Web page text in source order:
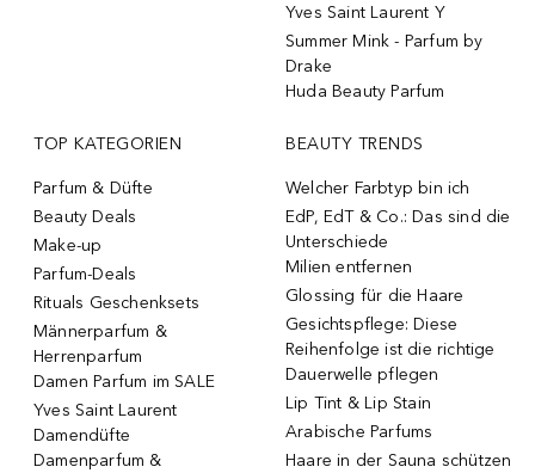
Yves Saint Laurent Y
Summer Mink - Parfum by
Drake
Huda Beauty Parfum
TOP KATEGORIEN
Parfum & Düfte
Beauty Deals
Make-up
Parfum-Deals
Rituals Geschenksets
Männerparfum &
Herrenparfum
Damen Parfum im SALE
Yves Saint Laurent
Damendüfte
Damenparfum &
BEAUTY TRENDS
Welcher Farbtyp bin ich
EdP, EdT & Co.: Das sind die
Unterschiede
Milien entfernen
Glossing für die Haare
Gesichtspflege: Diese
Reihenfolge ist die richtige
Dauerwelle pflegen
Lip Tint & Lip Stain
Arabische Parfums
Haare in der Sauna schützen